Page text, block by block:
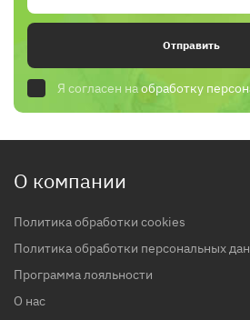
Отправить
Я согласен наобработку
О компании
Политика обработки cookies
Политика обработки персональных
Программа лояльности
О нас